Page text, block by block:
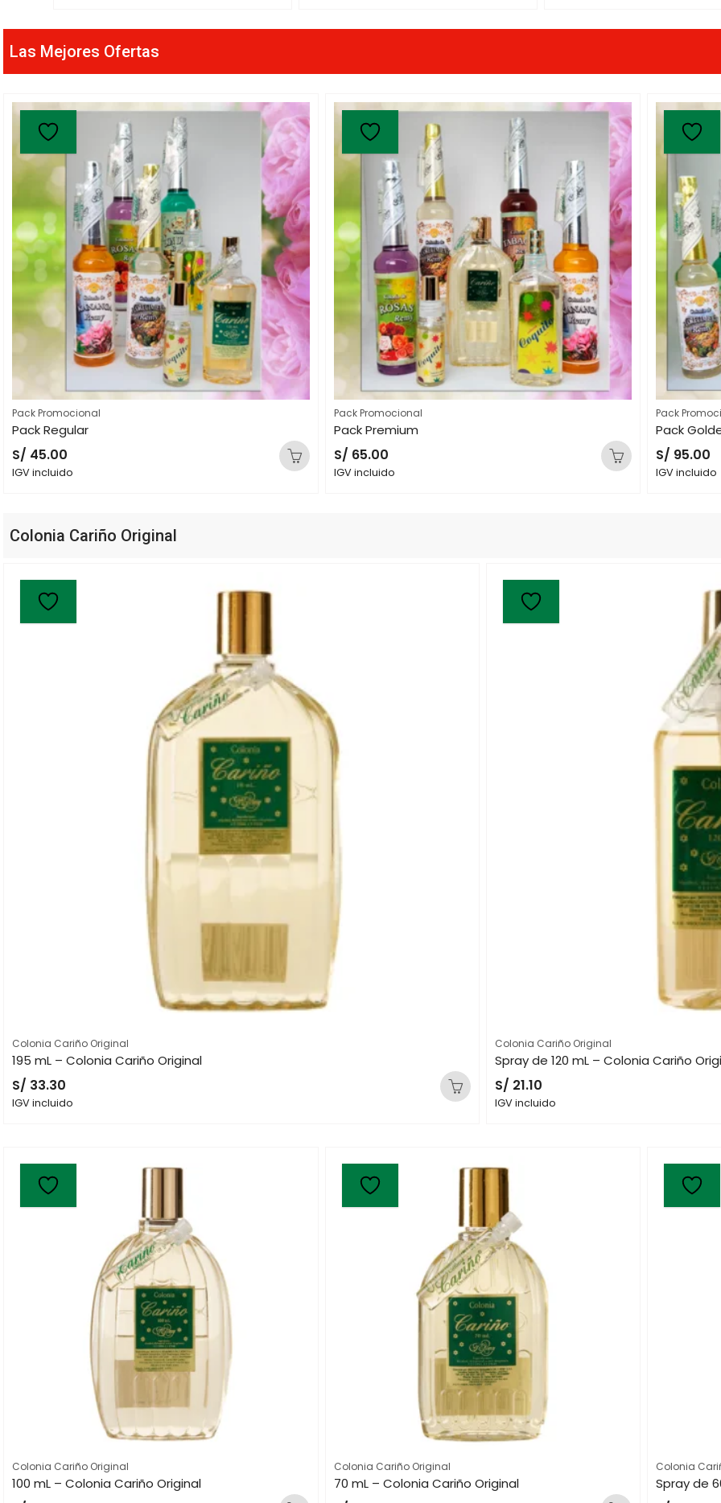
Las Mejores Ofertas
Pack Promocional
Pack Regular
S/ 45.00
IGV incluido
Pack Promocional
Pack Premium
S/ 65.00
IGV incluido
Pack
Pack
S/ 95.00
IGV incluido
Colonia Cariño Original
Colonia Cariño Original
195 mL – Colonia Cariño Original
S/ 33.30
IGV incluido
Colonia Cariño Original
Spray de 120 mL – Colonia Cariño
S/ 21.10
IGV incluido
Colonia Cariño Original
100 mL – Colonia Cariño Original
Colonia Cariño Original
70 mL – Colonia Cariño Original
Colonia
Spray de